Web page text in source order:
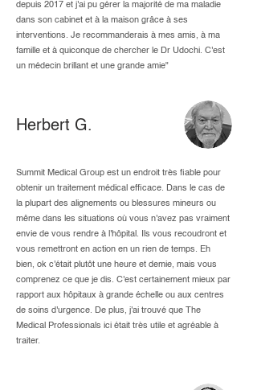
depuis 2017 et j'ai pu gérer la majorité de ma maladie
dans son cabinet et à la maison grâce à ses
interventions. Je recommanderais à mes amis, à ma
famille et à quiconque de chercher le Dr Udochi. C'est
un médecin brillant et une grande amie"
Herbert G.
Summit Medical Group est un endroit très fiable pour
obtenir un traitement médical efficace. Dans le cas de
la plupart des alignements ou blessures mineurs ou
même dans les situations où vous n'avez pas vraiment
envie de vous rendre à l'hôpital. Ils vous recoudront et
vous remettront en action en un rien de temps. Eh
bien, ok c'était plutôt une heure et demie, mais vous
comprenez ce que je dis. C'est certainement mieux par
rapport aux hôpitaux à grande échelle ou aux centres
de soins d'urgence. De plus, j'ai trouvé que The
Medical Professionals ici était très utile et agréable à
traiter.